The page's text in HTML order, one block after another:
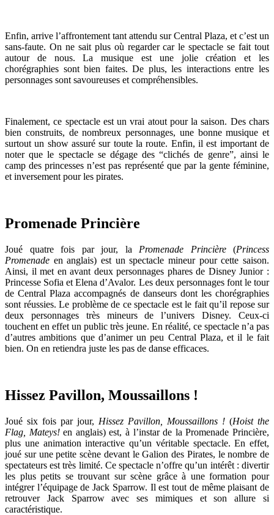
Enfin, arrive l’affrontement tant attendu sur Central Plaza, et c’est un
sans-faute. On ne sait plus où regarder car le spectacle se fait tout
autour de nous. La musique est une jolie création et les
chorégraphies sont bien faites. De plus, les interactions entre les
personnages sont savoureuses et compréhensibles.
Finalement, ce spectacle est un vrai atout pour la saison. Des chars
bien construits, de nombreux personnages, une bonne musique et
surtout un show assuré sur toute la route. Enfin, il est important de
noter que le spectacle se dégage des “clichés de genre”, ainsi le
camp des princesses n’est pas représenté que par la gente féminine,
et inversement pour les pirates.
Promenade Princière
Joué quatre fois par jour, la Promenade Princière(Princess
Promenade en anglais) est un spectacle mineur pour cette saison.
Ainsi, il met en avant deux personnages phares de Disney Junior :
Princesse Sofia et Elena d’Avalor. Les deux personnages font le tour
de Central Plaza accompagnés de danseurs dont les chorégraphies
sont réussies. Le problème de ce spectacle est le fait qu’il repose sur
deux personnages très mineurs de l’univers Disney. Ceux-ci
touchent en effet un public très jeune. En réalité, ce spectacle n’a pas
d’autres ambitions que d’animer un peu Central Plaza, et il le fait
bien. On en retiendra juste les pas de danse efficaces.
Hissez Pavillon, Moussaillons !
Joué six fois par jour, Hissez Pavillon, Moussaillons ! (Hoist the
Flag, Mateys!en anglais) est, à l’instar de la Promenade Princière,
plus une animation interactive qu’un véritable spectacle. En effet,
joué sur une petite scène devant le Galion des Pirates, le nombre de
spectateurs est très limité. Ce spectacle n’offre qu’un intérêt : divertir
les plus petits se trouvant sur scène grâce à une formation pour
intégrer l’équipage de Jack Sparrow. Il est tout de même plaisant de
retrouver Jack Sparrow avec ses mimiques et son allure si
caractéristique.